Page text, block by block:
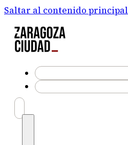
Saltar al contenido principal